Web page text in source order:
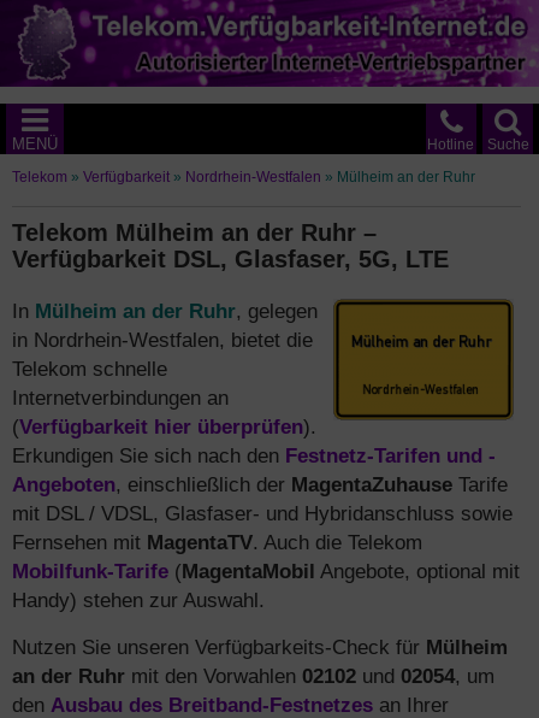
Suche
Hotline
MENÜ
Telekom » Verfügbarkeit » Nordrhein-Westfalen » Mülheim an der Ruhr
Telekom Mülheim an der Ruhr –
Verfügbarkeit DSL, Glasfaser, 5G, LTE
In Mülheim an der Ruhr, gelegen
in Nordrhein-Westfalen, bietet die
Telekom schnelle
Internetverbindungen an
(Verfügbarkeit hier überprüfen).
Erkundigen Sie sich nach den Festnetz-Tarifen und -
Angeboten, einschließlich der MagentaZuhause Tarife
mit DSL / VDSL, Glasfaser- und Hybridanschluss sowie
Fernsehen mit MagentaTV. Auch die Telekom
Mobilfunk-Tarife (MagentaMobil Angebote, optional mit
Handy) stehen zur Auswahl.
Nutzen Sie unseren Verfügbarkeits-Check für Mülheim
an der Ruhr mit den Vorwahlen 02102 und 02054, um
den Ausbau des Breitband-Festnetzes an Ihrer